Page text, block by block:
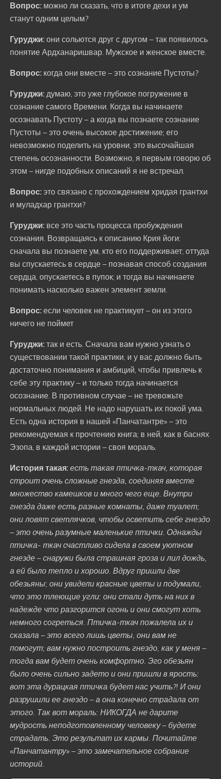
Вопрос: можно ли сказать, что в итоге дехи и ум
станут одним целым?
Гуруджи: они сольются друг с другом – так появилось
понятие Ардханаришвар. Мужское и женское вместе.
Вопрос: когда они вместе – это сознание Пустоты?
Гуруджи: думаю, это уже глубокое погружение в
сознание самого Времени. Когда вы начинаете
осознавать Пустоту – а когда вы познаете сознание
Пустоты – это очень высокое достижение; его
невозможно поделить на уровни, это высочайшая
степень осознанности. Возможно, я первым говорю об
этом – нигде подобных описаний я не встречал.
Вопрос: это связано с прохождением хридая грантхи
и муладхар грантхи?
Гуруджи: все это часть процесса пробуждения
сознания. Возвращаясь к описанию Крия йоги:
сначала вы познаете ум, кто его поддерживает; оттуда
вы спускаетесь в сердце – познавая способ создания
сердца, опускаетесь в пупок; и тогда вы начинаете
понимать насколько важен элемент земли.
Вопрос: если человек не практикует – он из этого
ничего не поймет
Гуруджи: так и есть. Сначала вам нужно узнать о
существовании такой практики, и у вас должно быть
достаточно понимания и амбиций, чтобы привлечь к
себе эту практику – и только тогда начинается
осознание. В противном случае – не тревожьте
нормальных людей. Не надо нарушать их покой ума.
Есть одна история в нашей «Панчатантре» – это
рекомендуемая к прочтению книга; в ней, как в баснях
Эзопа, в каждой истории – своя мораль.
История такая: есть такая птичка-ткач, которая
строит очень сложные гнезда, соединяя вместе
множество камешков и много чего еще. Внутри
гнезда даже есть разные комнаты, даже туалет;
они ловят светлячков, чтобы осветить себе гнездо
– это очень разумные маленькие птички. Однажды
птичка- ткач счастливо сидела в своем уютном
гнезде – снаружи была страшная гроза и лил дождь,
а ей было тепло и хорошо. Вдруг пришли две
обезьяны; они увидели красные цветы и подумали,
что это тлеющие угли: они стали дуть на них в
надежде что разгорится огонь и они смогут хоть
немного согреться. Птичка-ткач пожалела их и
сказала – это всего лишь цветы, они вам не
помогут; вам нужно построить гнездо, как у меня –
тогда вам будет очень комфортно. Эго обезьян
было очень сильно задето и они пришли в ярость:
вот эта дурацкая птичка будет нас учить?! И они
разрушили ее гнездо – а она конечно страдала от
этого. Так вот мораль: НИКОГДА не дарите
мудрость неподготовленному человеку – будете
страдать. Это результат их кармы. Почитайте
«Панчатантру» – это замечательное собрание
историй.